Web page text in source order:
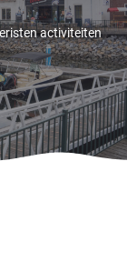
activiteiten